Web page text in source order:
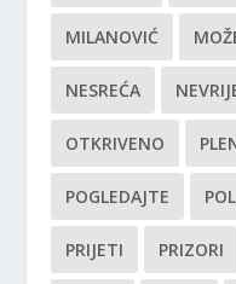
MILANOVIĆ
NESREĆA
OTKRIVENO
POGLEDAJTE
PRIJETI PRIZORI